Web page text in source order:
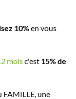
10%en vous
moisc'est 15% de
FAMILLE, une